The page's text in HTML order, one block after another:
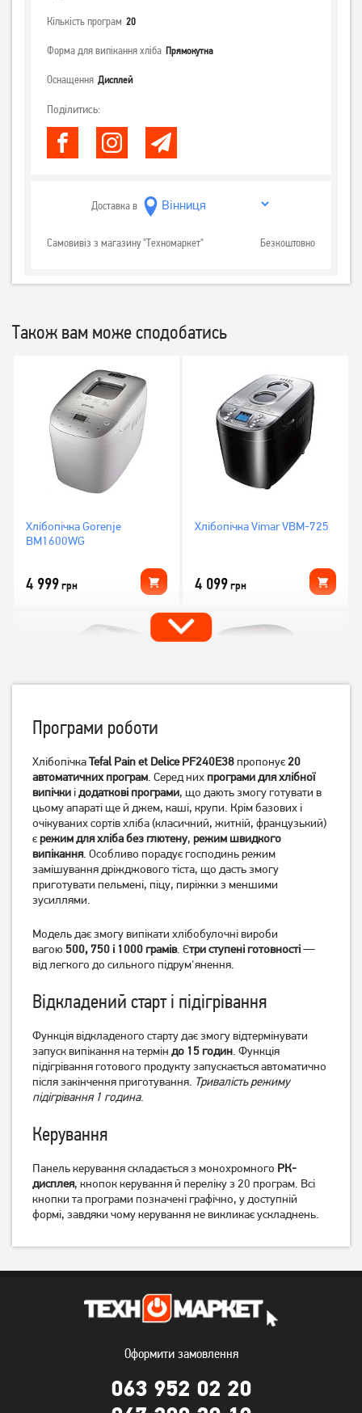
Кількість програм 20
Форма для випікання хліба Прямокутна
Оснащення Дисплей
Поділитись:
Доставка в
Самовивіз з магазину "Техномаркет" Безкоштовно
Також вам може сподобатись
Хлібопічка Gorenje
BM1600WG
4 999грн
Хлібопічка Vimar VBM-725
4 099грн
Хлібопіч Gorenje
BM1600WG
5 919грн
4 729грн
Хлібопічка Tefal PF220838
6 979грн
5 579 грн
Хлібопічка Tefal PF2101
6 079грн
4 859грн
Хлібопічка ECG PCB 82120
5 179грн
Хлібопічка Vimar VBM-681
Хлібопічка Vimar VBM-692
3 799грн
Програми роботи
ХлібопічкаTefal Pain et Delice PF240E38 пропонує20
автоматичних програм. Серед них програми для хлібної
випічки ідодаткові програми, що дають змогу готувати в
цьому апараті ще й джем, каші, крупи. Крім базових і
очікуваних сортів хліба (класичний, житній, французький)
єрежим для хліба без глютену, режим швидкого
випікання. Особливо порадує господинь режим
замішування дріжджового тіста, що дасть змогу
приготувати пельмені, піцу, пиріжки з меншими
зусиллями.
Модель дає змогу випікати хлібобулочні вироби
вагою 500, 750 і 1000 грамів. Єтри ступені готовності—
від легкого до сильного підрум'янення.
Відкладений старт і підігрівання
Функція відкладеного старту дає змогу відтермінувати
запуск випікання на термін до 15 годин. Функція
підігрівання готового продукту запускається автоматично
після закінчення приготування. Тривалість режиму
підігрівання 1 година.
Керування
Панель керування складається з монохромного РК-
дисплея, кнопок керування й переліку з 20 програм. Всі
кнопки та програми позначені графічно, у доступній
формі, завдяки чому керування не викликає ускладнень.
Оформити замовлення
063 952 02 20